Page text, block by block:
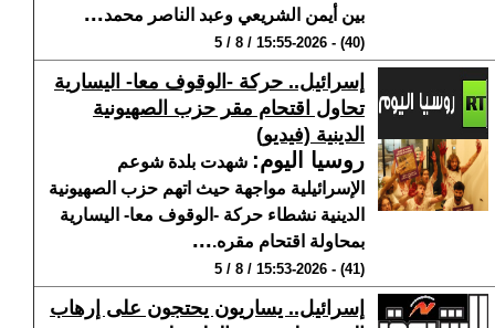
بين أيمن الشريعي وعبد الناصر محمد...
(40) - 15:55-2026 / 8 / 5
إسرائيل.. حركة -الوقوف معا- اليسارية
تحاول اقتحام مقر حزب الصهيونية
الدينية (فيديو)
روسيا اليوم: شهدت بلدة شوعم
الإسرائيلية مواجهة حيث اتهم حزب الصهيونية
الدينية نشطاء حركة -الوقوف معا- اليسارية
بمحاولة اقتحام مقره....
(41) - 15:53-2026 / 8 / 5
إسرائيل.. يساريون يحتجون على إرهاب